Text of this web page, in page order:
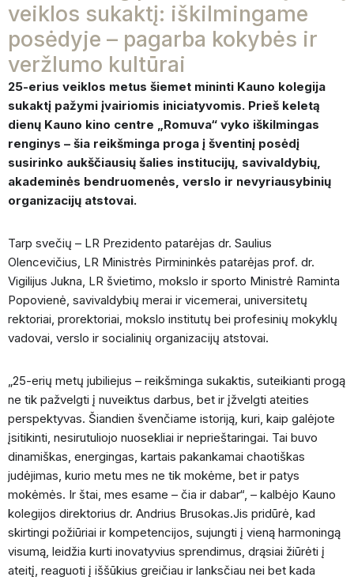
veiklos sukaktį: iškilmingame
posėdyje – pagarba kokybės ir
veržlumo kultūrai
25-erius veiklos metus šiemet mininti Kauno kolegija
sukaktį pažymi įvairiomis iniciatyvomis. Prieš keletą
dienų Kauno kino centre „Romuva“ vyko iškilmingas
renginys – šia reikšminga proga į šventinį posėdį
susirinko aukščiausių šalies institucijų, savivaldybių,
akademinės bendruomenės, verslo ir nevyriausybinių
organizacijų atstovai.
Tarp svečių – LR Prezidento patarėjas dr. Saulius
Olencevičius, LR Ministrės Pirmininkės patarėjas prof. dr.
Vigilijus Jukna, LR švietimo, mokslo ir sporto Ministrė Raminta
Popovienė, savivaldybių merai ir vicemerai, universitetų
rektoriai, prorektoriai, mokslo institutų bei profesinių mokyklų
vadovai, verslo ir socialinių organizacijų atstovai.
„25-erių metų jubiliejus – reikšminga sukaktis, suteikianti progą
ne tik pažvelgti į nuveiktus darbus, bet ir įžvelgti ateities
perspektyvas. Šiandien švenčiame istoriją, kuri, kaip galėjote
įsitikinti, nesirutuliojo nuosekliai ir neprieštaringai. Tai buvo
dinamiškas, energingas, kartais pakankamai chaotiškas
judėjimas, kurio metu mes ne tik mokėme, bet ir patys
mokėmės. Ir štai, mes esame – čia ir dabar“, – kalbėjo Kauno
kolegijos direktorius dr. Andrius Brusokas.Jis pridūrė, kad
skirtingi požiūriai ir kompetencijos, sujungti į vieną harmoningą
visumą, leidžia kurti inovatyvius sprendimus, drąsiai žiūrėti į
ateitį, reaguoti į iššūkius greičiau ir lanksčiau nei bet kada